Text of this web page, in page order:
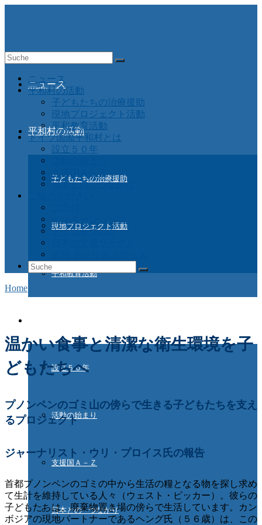
ニュース
平和村の活動
子どもたちの治療援助
現地プロジェクト活動
平和教育活動
設立５０年
活動の始まり
支援国Ａ－Ｚ
日本との つながり
Suche
ニュース
平和村の活動
子どもたちの治療援助
現地プロジェクト活動
平和教育活動
ドイツ国際平和村とは
設立５０年
支援国Ａ－Ｚ
日本との つながり
インターンシップ
ドイツ在住の方
Suche
nach:
Home
温かい食事と清潔な衛生環境を子
どもたちへ
プノンペンのゴミ山の傍らで生きる子どもたちを支え
るプロジェクト
ジャーナリスト・ウリ・プロイス氏の報告
首都プノンペンのゴミの中から生活の糧となる物を探し求め
て生計を維持している人々（ウェスト・ピッカー）。彼らの
子どもたちは、廃棄物置き場の傍らで生活しています。カン
ボジアの現地パートナーであるヘング氏（５６歳）は、この